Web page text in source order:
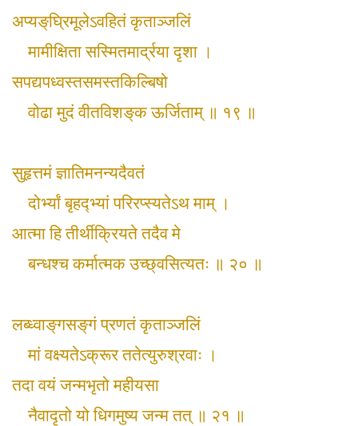
अप्यङ्‌घ्रिमूलेऽवहितं कृताञ्जलिं
मामीक्षिता सस्मितमार्द्रया दृशा ।
सपद्यपध्वस्तसमस्तकिल्बिषो
वोढा मुदं वीतविशङ्‌क ऊर्जिताम् ॥ १९ ॥
सुहृत्तमं ज्ञातिमनन्यदैवतं
दोर्भ्यां बृहद्‍भ्यां परिरप्स्यतेऽथ माम् ।
आत्मा हि तीर्थीक्रियते तदैव मे
बन्धश्च कर्मात्मक उच्छ्वसित्यतः ॥ २० ॥
लब्ध्वाङ्‌गसङ्‌गं प्रणतं कृताञ्जलिं
मां वक्ष्यतेऽक्रूर ततेत्युरुश्रवाः ।
तदा वयं जन्मभृतो महीयसा
नैवादृतो यो धिगमुष्य जन्म तत् ॥ २१ ॥